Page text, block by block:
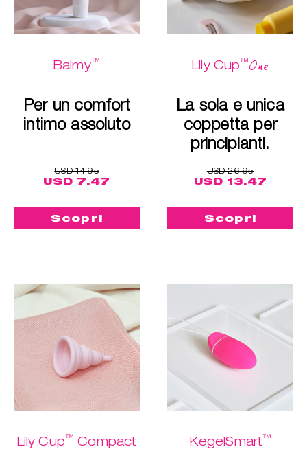
Balmy™
Per un comfort
intimo assoluto
USD 14.95
USD 7.47
Scopri
Lily Cup™One
La sola e unica
coppetta per
principianti.
USD 26.95
USD 13.47
Scopri
Lily Cup™ Compact KegelSmart™